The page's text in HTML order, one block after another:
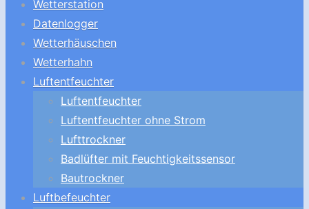
Wetterstation
Datenlogger
Wetterhäuschen
Wetterhahn
Luftentfeuchter
Luftentfeuchter
Luftentfeuchter ohne Strom
Lufttrockner
Badlüfter mit Feuchtigkeitssensor
Bautrockner
Luftbefeuchter